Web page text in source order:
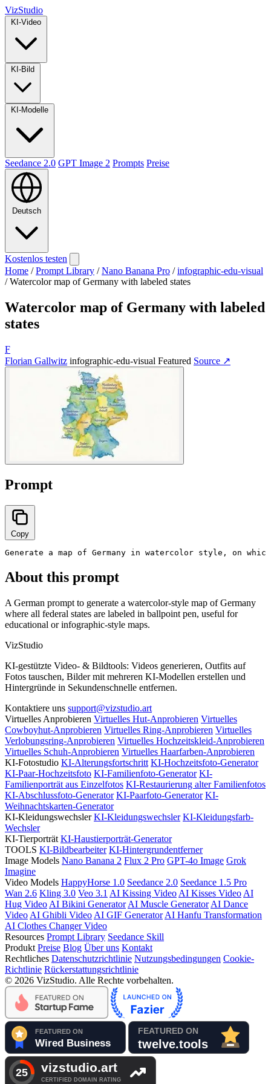
VizStudio
Seedance 2.0 GPT Image 2 Prompts Preise
Deutsch
Kostenlos testen
Home / Prompt Library / Nano Banana Pro / infographic-edu-visual
/ Watercolor map of Germany with labeled states
Watercolor map of Germany with labeled
states
F
Florian Gallwitz infographic-edu-visual Featured Source ↗
Prompt
Copy
Generate a map of Germany in watercolor style, on
About this prompt
A German prompt to generate a watercolor-style map of Germany
where all federal states are labeled in ballpoint pen, useful for
educational or infographic-style maps.
VizStudio
KI-gestützte Video- & Bildtools: Videos generieren, Outfits auf
Fotos tauschen, Bilder mit mehreren KI-Modellen erstellen und
Hintergründe in Sekundenschnelle entfernen.
Kontaktiere uns support@vizstudio.art
Virtuelles Anprobieren Virtuelles Hut-Anprobieren Virtuelles
Cowboyhut-Anprobieren Virtuelles Ring-Anprobieren Virtuelles
Verlobungsring-Anprobieren Virtuelles Hochzeitskleid-Anprobieren
Virtuelles Schuh-Anprobieren Virtuelles Haarfarben-Anprobieren
KI-Fotostudio KI-Alterungsfortschritt KI-Hochzeitsfoto-Generator
KI-Paar-Hochzeitsfoto KI-Familienfoto-Generator KI-
Familienporträt aus Einzelfotos KI-Restaurierung alter Familienfotos
KI-Abschlussfoto-Generator KI-Paarfoto-Generator KI-
Weihnachtskarten-Generator
KI-Kleidungswechsler KI-Kleidungswechsler KI-Kleidungsfarb-
Wechsler
KI-Tierporträt KI-Haustierporträt-Generator
TOOLS KI-Bildbearbeiter KI-Hintergrundentferner
Image Models Nano Banana 2 Flux 2 Pro GPT-4o Image Grok
Imagine
Video Models HappyHorse 1.0 Seedance 2.0 Seedance 1.5 Pro
Wan 2.6 Kling 3.0 Veo 3.1 AI Kissing Video AI Kisses Video AI
Hug Video AI Bikini Generator AI Muscle Generator AI Dance
Video AI Ghibli Video AI GIF Generator AI Hanfu Transformation
AI Clothes Changer Video
Resources Prompt Library Seedance Skill
Produkt Preise Blog Über uns Kontakt
Rechtliches Datenschutzrichtlinie Nutzungsbedingungen Cookie-
Richtlinie Rückerstattungsrichtlinie
© 2026 VizStudio. Alle Rechte vorbehalten.